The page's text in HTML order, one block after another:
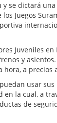
y se dictará
Juegos
Juveniles en
y
a precios
usar
la cual, a
de